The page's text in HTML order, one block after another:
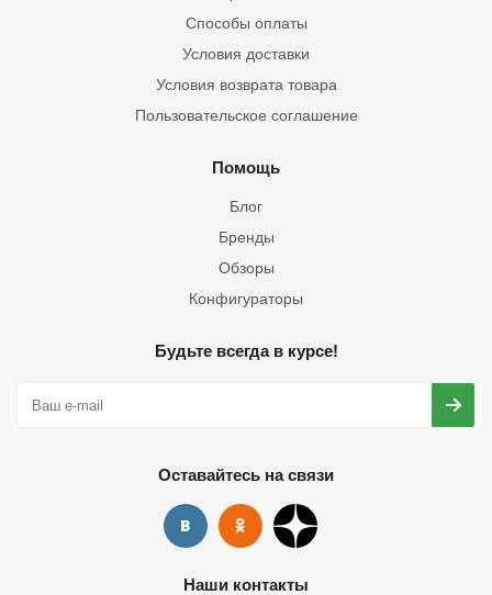
Способы оплаты
Условия доставки
Условия возврата товара
Пользовательское соглашение
Помощь
Блог
Бренды
Обзоры
Конфигураторы
Будьте всегда в курсе!
Оставайтесь на связи
Наши контакты